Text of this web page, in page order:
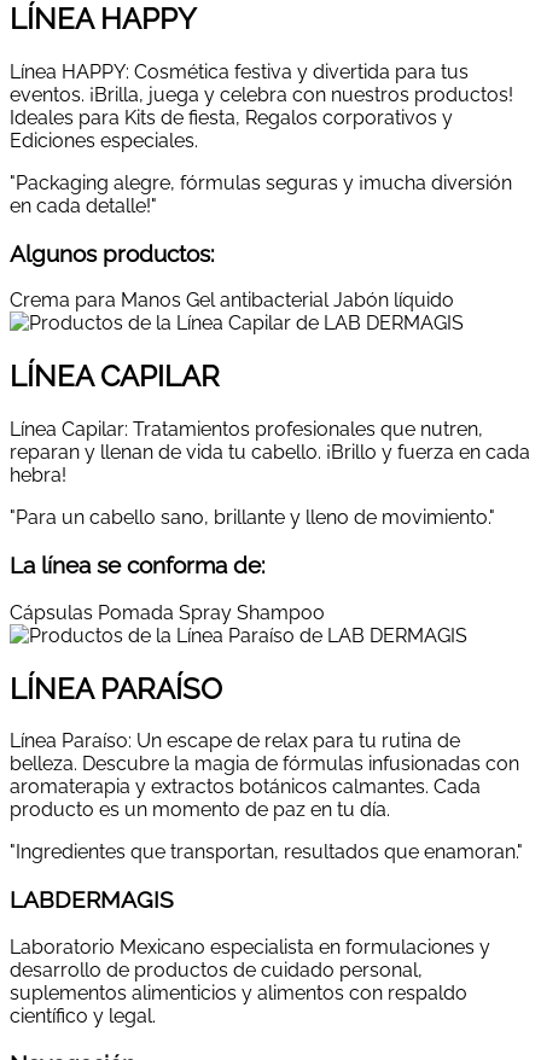
LÍNEA HAPPY
Línea HAPPY: Cosmética festiva y divertida para tus
eventos. ¡Brilla, juega y celebra con nuestros productos!
Ideales para Kits de fiesta, Regalos corporativos y
Ediciones especiales.
"Packaging alegre, fórmulas seguras y ¡mucha diversión
en cada detalle!"
Algunos productos:
Crema para Manos Gel antibacterial Jabón líquido
LÍNEA CAPILAR
Línea Capilar: Tratamientos profesionales que nutren,
reparan y llenan de vida tu cabello. ¡Brillo y fuerza en cada
hebra!
"Para un cabello sano, brillante y lleno de movimiento."
La línea se conforma de:
Cápsulas Pomada Spray Shampoo
LÍNEA PARAÍSO
Línea Paraíso: Un escape de relax para tu rutina de
belleza. Descubre la magia de fórmulas infusionadas con
aromaterapia y extractos botánicos calmantes. Cada
producto es un momento de paz en tu día.
"Ingredientes que transportan, resultados que enamoran."
LABDERMAGIS
Laboratorio Mexicano especialista en formulaciones y
desarrollo de productos de cuidado personal,
suplementos alimenticios y alimentos con respaldo
científico y legal.